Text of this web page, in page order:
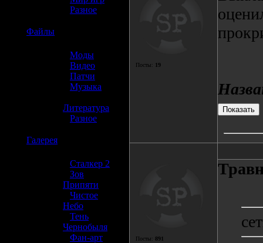
Разное
Файлы
Моды
Видео
Патчи
Музыка
Литература
Разное
Галерея
Сталкер 2
Зов
Припяти
Чистое
Небо
Тень
Чернобыля
Фан-арт
Посты: 19
Посты: 891